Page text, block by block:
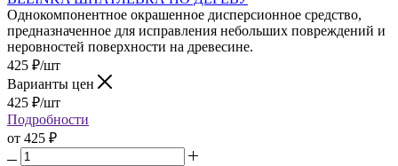
Однокомпонентное окрашенное дисперсионное средство,
предназначенное для исправления небольших повреждений и
неровностей поверхности на древесине.
425 ₽/шт
Варианты цен
425 ₽/шт
Подробности
от 425 ₽